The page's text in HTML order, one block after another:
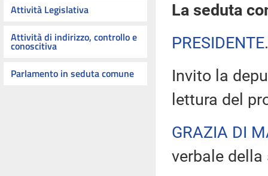
Attività Legislativa
Attività di indirizzo, controllo e
conoscitiva
Parlamento in seduta comune
La seduta
PRESIDENTE
Invito la
lettura del
GRAZIA DI
verbale